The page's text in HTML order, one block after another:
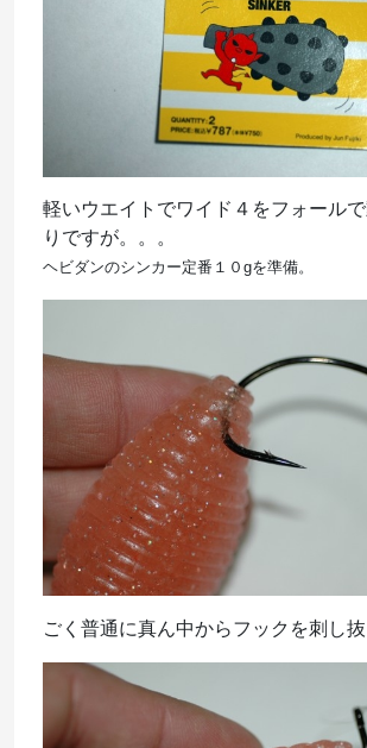
軽いウエイトでワイド４をフォール
りですが。。。
ヘビダンのシンカー定番１０gを準備。
ごく普通に真ん中からフックを刺し抜